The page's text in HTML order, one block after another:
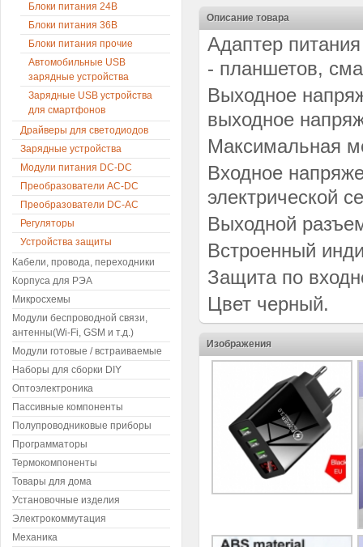
Описание товара
Адаптер
- планшетов,
Выходное
выходное
Максимальная
Входное
электрической
Выходной
Встроенный
Защита по
Цвет черный.
Изображения
Блоки питания 24В
Блоки питания 36В
Блоки питания прочие
Автомобильные USB
зарядные устройства
Зарядные USB устройства
для смартфонов
Драйверы для светодиодов
Зарядные устройства
Модули питания DC-DC
Преобразователи AC-DC
Преобразователи DC-AC
Регуляторы
Устройства защиты
Кабели, провода, переходники
Корпуса для РЭА
Микросхемы
Модули беспроводной связи,
антенны(Wi-Fi, GSM и т.д.)
Модули готовые / встраиваемые
Наборы для сборки DIY
Оптоэлектроника
Пассивные компоненты
Полупроводниковые приборы
Программаторы
Термокомпоненты
Товары для дома
Установочные изделия
Электрокоммутация
Механика